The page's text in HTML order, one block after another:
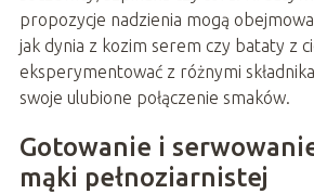
propozycje nadzienia mogą
jak dynia z kozim serem czy bataty z
eksperymentować z różnymi
swoje ulubione połączenie smaków.
Gotowanie i
mąki pełnoziarnistej